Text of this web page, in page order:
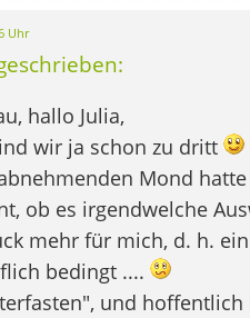
Uhr
hallo Julia,
wir ja schon zu dritt
Mond
ob es irgendwelche
mehr für mich, d. h.
bedingt ....
und